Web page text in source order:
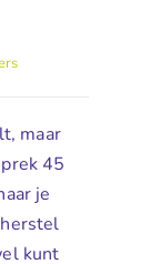
maar
45
je
kunt